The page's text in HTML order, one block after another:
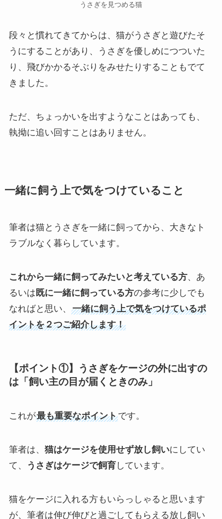
うさぎを見つめる猫
段々と慣れてきてからは、猫がうさぎと遊びたそ
うにすることがあり、うさぎを優しめにつついた
り、飛びかかるそぶりをみせたりすることもでて
きました。
ただ、ちょっかいを出すようなことはあっても、
執拗に追い回すことはありません。
一緒に飼う上で気をつけていること
筆者は猫とうさぎを一緒に飼ってから、大きなト
ラブルなく暮らしています。
これから一緒に飼ってみたいと考えている方、あ
るいは 既に一緒に飼っている方の参考に少しでも
なればと思い、 一緒に飼う上で気をつけているポ
イントを２つご紹介します！
【ポイント①】うさぎをケージの外に出すの
は「飼い主の目が届くときのみ」
これが最も重要なポイントです。
筆者は、 猫はケージを使用せず放し飼いにしてい
て、
うさぎはケージで飼育しています。
猫をケージに入れる方もいらっしゃると思います
が、筆者は伸び伸びと過ごしてもらえる放し飼い